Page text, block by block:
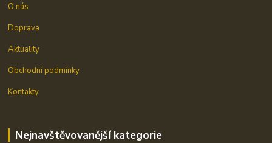
O nás
Doprava
Aktuality
Obchodní podmínky
Kontakty
Nejnavštěvovanější kategorie